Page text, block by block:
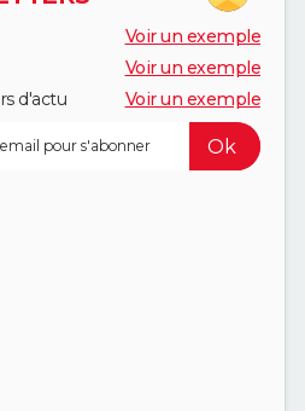
Voir un exemple
Voir un exemple
d'actu
Voir un exemple